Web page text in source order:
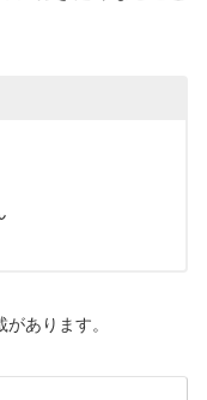
あります。